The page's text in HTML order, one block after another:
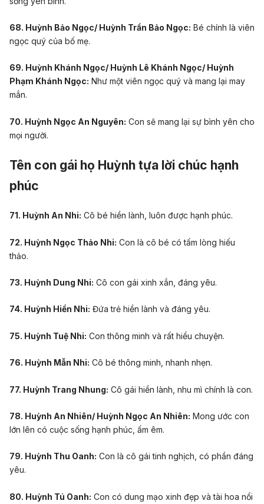
68. Huỳnh Bảo Ngọc/ Huỳnh Trần Bảo Ngọc: Bé chính là viên
ngọc quý của bố mẹ.
69. Huỳnh Khánh Ngọc/ Huỳnh Lê Khánh Ngọc/ Huỳnh
Phạm Khánh Ngọc: Như một viên ngọc quý và mang lại may
mắn.
70. Huỳnh Ngọc An Nguyên: Con sẽ mang lại sự bình yên cho
mọi người.
Tên con gái họ Huỳnh tựa lời chúc hạnh
phúc
71. Huỳnh An Nhi: Cô bé hiền lành, luôn được hạnh phúc.
72. Huỳnh Ngọc Thảo Nhi: Con là cô bé có tấm lòng hiếu
thảo.
73. Huỳnh Dung Nhi: Cô con gái xinh xắn, đáng yêu.
74. Huỳnh Hiền Nhi: Đứa trẻ hiền lành và đáng yêu.
75. Huỳnh Tuệ Nhi: Con thông minh và rất hiểu chuyện.
76. Huỳnh Mẫn Nhi: Cô bé thông minh, nhanh nhẹn.
77. Huỳnh Trang Nhung: Cô gái hiền lành, nhu mì chính là con.
78. Huỳnh An Nhiên/ Huỳnh Ngọc An Nhiên: Mong ước con
lớn lên có cuộc sống hạnh phúc, ấm êm.
79. Huỳnh Thu Oanh: Con là cô gái tinh nghịch, có phần đáng
yêu.
80. Huỳnh Tú Oanh: Con có dung mạo xinh đẹp và tài hoa nổi